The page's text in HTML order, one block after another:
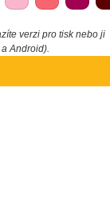
verzi pro tisk nebo ji
Android).